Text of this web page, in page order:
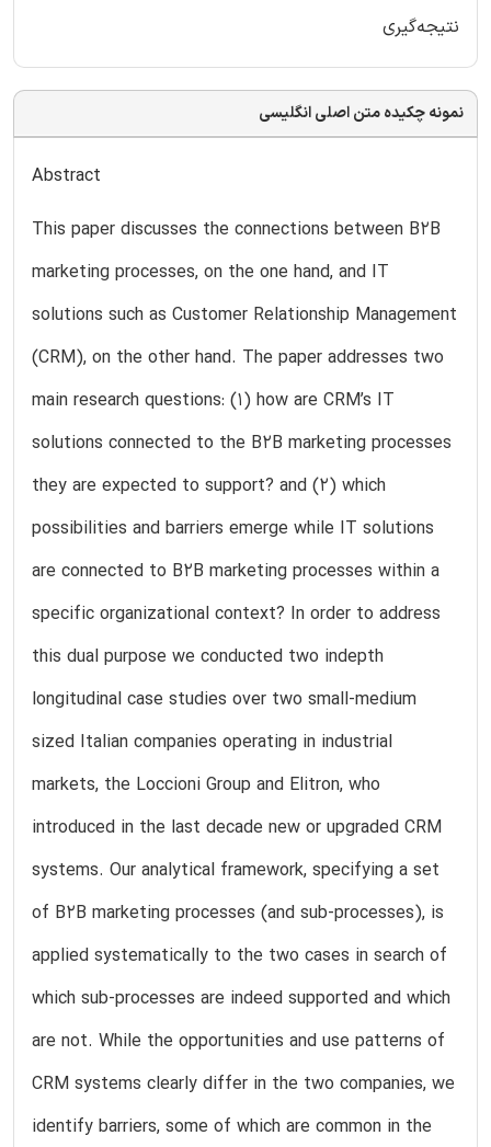
نتیجه‌گیری
نمونه چکیده متن اصلی انگلیسی
Abstract
This paper discusses the connections between B2B
marketing processes, on the one hand, and IT
solutions such as Customer Relationship Management
(CRM), on the other hand. The paper addresses two
main research questions: (1) how are CRM’s IT
solutions connected to the B2B marketing processes
they are expected to support? and (2) which
possibilities and barriers emerge while IT solutions
are connected to B2B marketing processes within a
specific organizational context? In order to address
this dual purpose we conducted two indepth
longitudinal case studies over two small-medium
sized Italian companies operating in industrial
markets, the Loccioni Group and Elitron, who
introduced in the last decade new or upgraded CRM
systems. Our analytical framework, specifying a set
of B2B marketing processes (and sub-processes), is
applied systematically to the two cases in search of
which sub-processes are indeed supported and which
are not. While the opportunities and use patterns of
CRM systems clearly differ in the two companies, we
identify barriers, some of which are common in the